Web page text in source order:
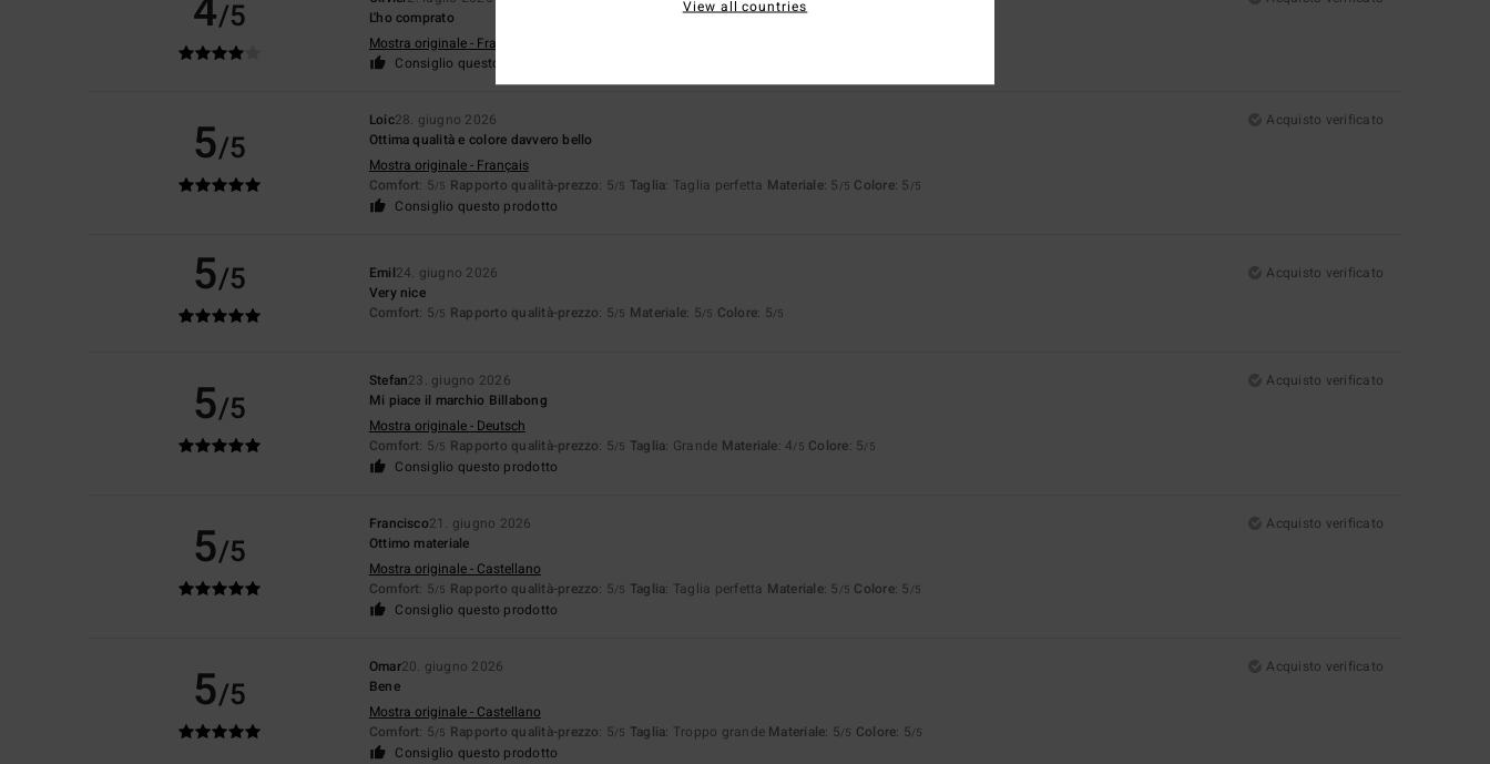
/5
L'ho comprato
Mostra originale - Français
Consiglio questo prodotto
5/5
Loic28. giugno 2026
Acquisto verificato
Ottima qualità e colore davvero bello
Mostra originale - Français
Comfort: 5/5 Rapporto qualità-prezzo: 5/5 Taglia: Taglia perfetta Materiale: 5 /5 Colore: 5 /5
Consiglio questo prodotto
5/5 Emil24. giugno 2026
Acquisto verificato
Very nice
Comfort: 5/5 Rapporto qualità-prezzo: 5/5 Materiale: 5/5 Colore: 5/5
5/5
Stefan23. giugno 2026
Acquisto verificato
Mi piace il marchio Billabong
Mostra originale - Deutsch
Comfort: 5/5 Rapporto qualità-prezzo: 5/5 Taglia: Grande Materiale: 4/5 Colore: 5/5
Consiglio questo prodotto
5/5
Francisco21. giugno 2026
Acquisto verificato
Ottimo materiale
Mostra originale - Castellano
Comfort: 5/5 Rapporto qualità-prezzo: 5/5 Taglia: Taglia perfetta Materiale: 5 /5 Colore: 5 /5
Consiglio questo prodotto
5/5
Omar20. giugno 2026
Acquisto verificato
Bene
Mostra originale - Castellano
Comfort: 5/5 Rapporto qualità-prezzo: 5/5 Taglia: Troppo grande Materiale: 5/5 Colore: 5/5
Consiglio questo prodotto
View all countries